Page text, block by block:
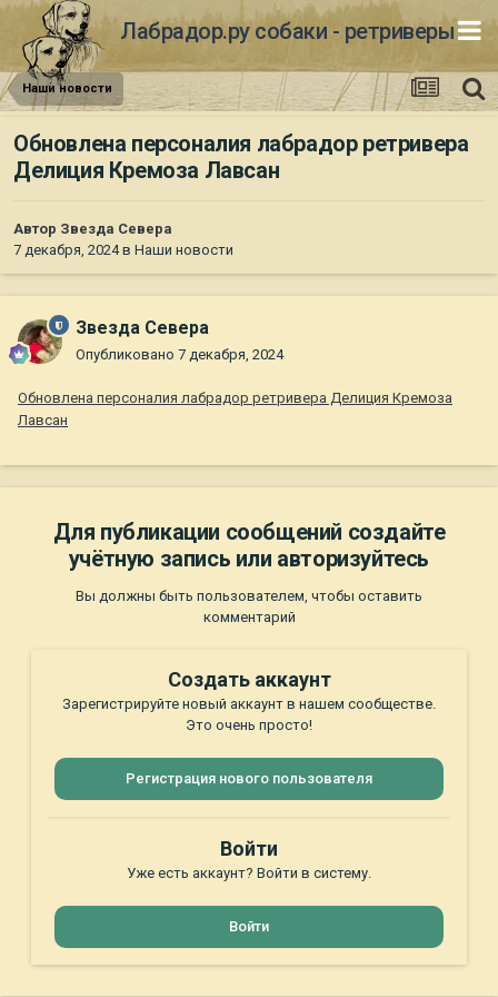
Лабрадор.ру собаки - ретриверы
Наши новости
Обновлена персоналия лабрадор ретривера
Делиция Кремоза Лавсан
Автор Звезда Севера
7 декабря, 2024в Наши новости
Звезда Севера
Опубликовано 7 декабря, 2024
Обновлена персоналия лабрадор ретривера Делиция Кремоза
Лавсан
Для публикации сообщений создайте
учётную запись или авторизуйтесь
Вы должны быть пользователем, чтобы оставить
комментарий
Создать аккаунт
Зарегистрируйте новый аккаунт в нашем сообществе.
Это очень просто!
Регистрация нового пользователя
Войти
Уже есть аккаунт? Войти в систему.
Войти